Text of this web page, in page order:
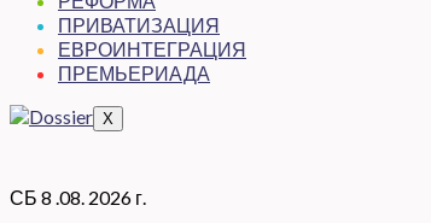
ПРИВАТИЗАЦИЯ
ЕВРОИНТЕГРАЦИЯ
ПРЕМЬЕРИАДА
X
СБ 8 .08. 2026 г.